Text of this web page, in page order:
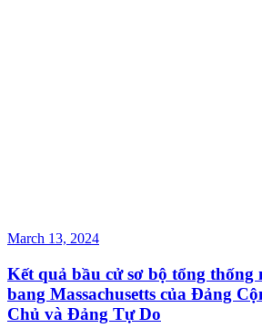
March 13, 2024
Kết quả bầu cử sơ bộ tổng thống
bang Massachusetts của Đảng
Chủ và Đảng Tự Do